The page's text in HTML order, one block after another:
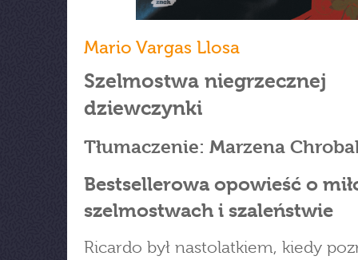
Mario Vargas Llosa
Szelmostwa niegrzecznej
dziewczynki
Tłumaczenie: Marzena
Bestsellerowa opowieść o
szelmostwach i szaleństwie
Ricardo był nastolatkiem, kiedy